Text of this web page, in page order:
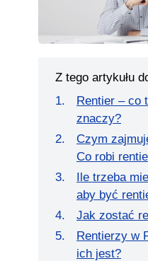
Z tego artykułu
Rentier – co
znaczy?
Czym
Co robi
Ile trzeba
aby być
Jak zostać
Rentierzy w
ich jest?